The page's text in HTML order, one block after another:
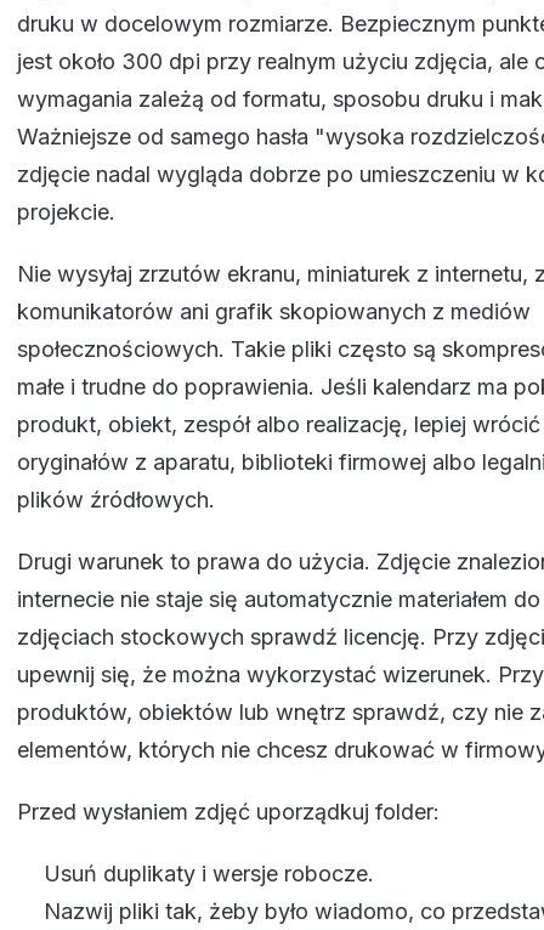
druku w docelowym rozmiarze. Bezpiecznym
jest około 300 dpi przy realnym użyciu zdjęcia, ale
wymagania zależą od formatu, sposobu druku i
Ważniejsze od samego hasła "wysoka
zdjęcie nadal wygląda dobrze po umieszczeniu w
projekcie.
Nie wysyłaj zrzutów ekranu, miniaturek z internetu,
komunikatorów ani grafik skopiowanych z mediów
społecznościowych. Takie pliki często są
małe i trudne do poprawienia. Jeśli kalendarz ma
produkt, obiekt, zespół albo realizację, lepiej
oryginałów z aparatu, biblioteki firmowej albo
plików źródłowych.
Drugi warunek to prawa do użycia. Zdjęcie
internecie nie staje się automatycznie materiałem
zdjęciach stockowych sprawdź licencję. Przy
upewnij się, że można wykorzystać wizerunek.
produktów, obiektów lub wnętrz sprawdź, czy nie
elementów, których nie chcesz drukować w
Przed wysłaniem zdjęć uporządkuj folder:
Usuń duplikaty i wersje robocze.
Nazwij pliki tak, żeby było wiadomo, co